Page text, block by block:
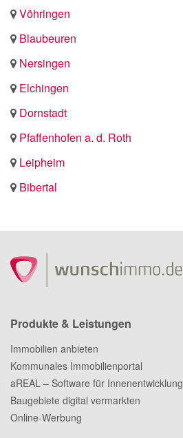
Vöhringen
Blaubeuren
Nersingen
Elchingen
Dornstadt
Pfaffenhofen a. d. Roth
Leipheim
Bibertal
Produkte & Leistungen
Immobilien anbieten
Kommunales Immobilienportal
aREAL – Software für Innenentwicklung
Baugebiete digital vermarkten
Online-Werbung